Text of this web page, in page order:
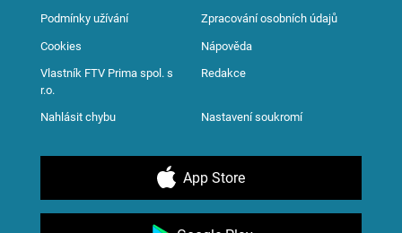
Podmínky užívání Zpracování osobních údajů
Cookies Nápověda
Vlastník FTV Prima spol. s
r.o.
Redakce
Nahlásit chybu Nastavení soukromí
App Store